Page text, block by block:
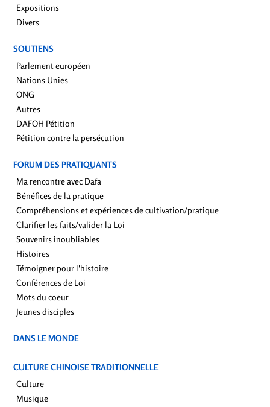
Expositions
Divers
SOUTIENS
Parlement européen
Nations Unies
ONG
Autres
DAFOH Pétition
Pétition contre la persécution
FORUM DES PRATIQUANTS
Ma rencontre avec Dafa
Bénéfices de la pratique
Compréhensions et expériences de cultivation/pratique
Clarifier les faits/valider la Loi
Souvenirs inoubliables
Histoires
Témoigner pour l'histoire
Conférences de Loi
Mots du coeur
Jeunes disciples
DANS LE MONDE
CULTURE CHINOISE TRADITIONNELLE
Culture
Musique